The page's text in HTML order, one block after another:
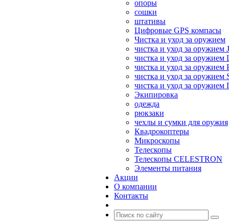
опоры
сошки
штативы
Цифровые GPS компасы
Чистка и уход за оружием
чистка и уход за оружием
чистка и уход за оружием
чистка и уход за оружием
чистка и уход за оружием
чистка и уход за
Экипировка
одежда
рюкзаки
чехлы и сумки для оружия
Квадрокоптеры
Микроскопы
Телескопы
Телескопы CELESTRON
Элементы питания
Акции
О компании
Контакты